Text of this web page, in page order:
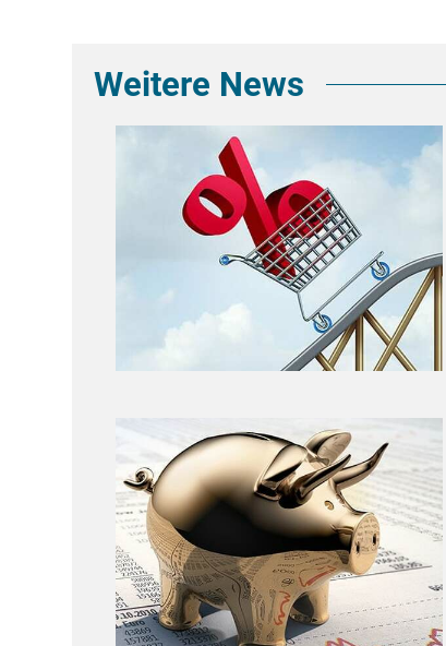
Weitere News